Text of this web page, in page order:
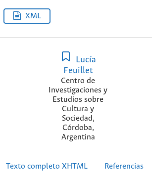
XML
Lucía
Feuillet
Centro de
Investigaciones y
Estudios sobre
Cultura y
Sociedad,
Córdoba,
Argentina
Texto completo XHTML Referencias